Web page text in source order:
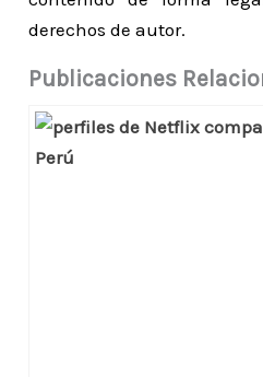
derechos de autor.
Publicaciones